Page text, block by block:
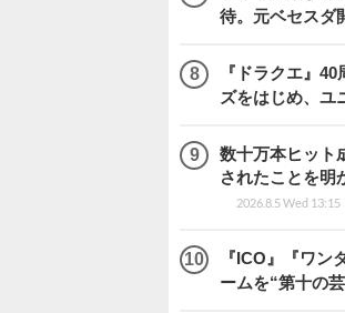
待。元ベセスダ
『ドラクエ』
ズをはじめ、ユ
数十万本ヒット
されたことを明
2026.8.5 Wed 13:15
『ICO』『ワ
ームを“第十の